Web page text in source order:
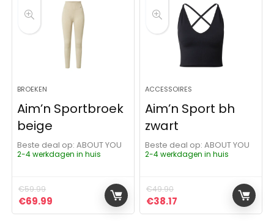
BROEKEN
Aim’n Sportbroek
beige
Beste deal op:
ABOUT YOU
2-4 werkdagen in huis
€59.99
Oorspronkelijke prijs was: €59.99.
€69.99 Huidige prijs is: €69.99.
ACCESSOIRES
Aim’n Sport bh
zwart
Beste deal op:
ABOUT YOU
2-4 werkdagen in huis
€49.90
Oorspronkelijke prijs
€38.17 Huidige prijs is: